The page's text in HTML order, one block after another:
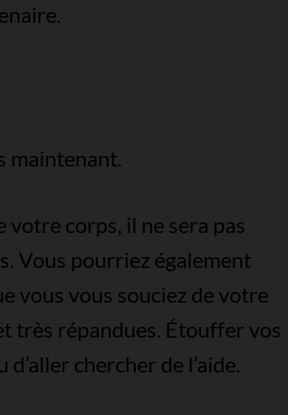
maintenant.
votre corps, il ne sera pas
Vous pourriez également
vous vous souciez de votre
très répandues. Étouffer vos
chercher de l’aide.